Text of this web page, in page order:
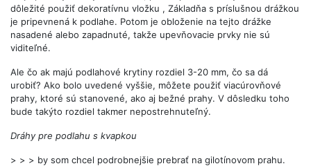
dôležité použiť dekoratívnu vložku , Základňa s príslušnou drážkou
je pripevnená k podlahe. Potom je obloženie na tejto drážke
nasadené alebo zapadnuté, takže upevňovacie prvky nie sú
viditeľné.
Ale čo ak majú podlahové krytiny rozdiel 3-20 mm, čo sa dá
urobiť? Ako bolo uvedené vyššie, môžete použiť viacúrovňové
prahy, ktoré sú stanovené, ako aj bežné prahy. V dôsledku toho
bude takýto rozdiel takmer nepostrehnuteľný.
Dráhy pre podlahu s kvapkou
> > > by som chcel podrobnejšie prebrať na gilotínovom prahu.